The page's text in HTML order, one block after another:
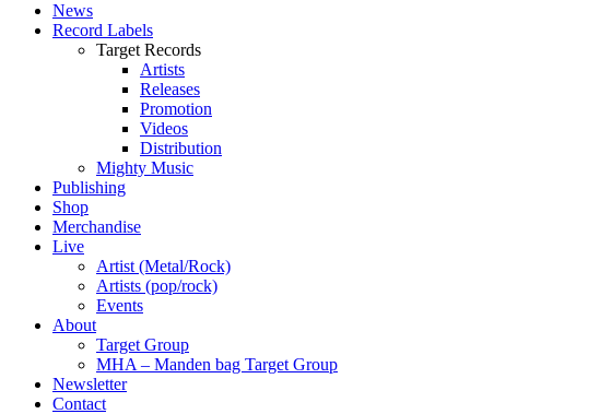
News
Record Labels
Target Records
Artists
Releases
Promotion
Videos
Distribution
Mighty Music
Publishing
Shop
Merchandise
Live
Artist (Metal/Rock)
Artists (pop/rock)
Events
About
Target Group
MHA – Manden bag Target Group
Newsletter
Contact